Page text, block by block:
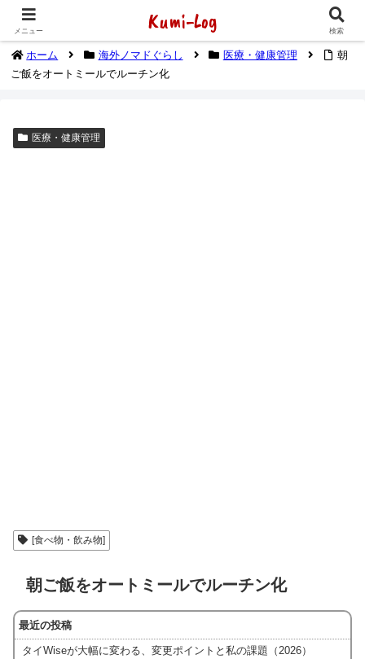
2014年1月から海外放浪（デジタルノマド）してます
ホーム 海外ノマドぐらし 医療・健康管理
朝
ご飯をオートミールでルーチン化
医療・健康管理
[食べ物・飲み物]
朝ご飯をオートミールでルーチン化
最近の投稿
タイWiseが大幅に変わる、変更ポイントと私の課題（2026）
メニュー Kumi-Log 検索